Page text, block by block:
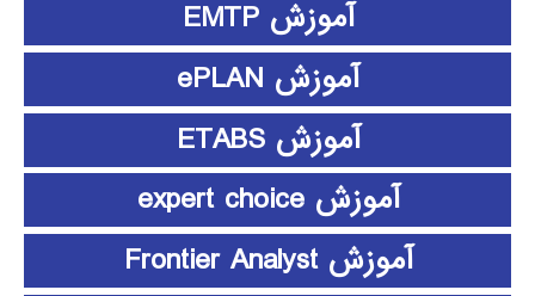
آموزش EMTP
آموزش ePLAN
آموزش ETABS
آموزش expert choice
آموزش Frontier Analyst